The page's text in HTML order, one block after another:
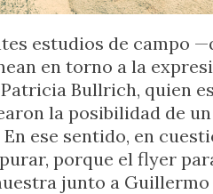
estudios de campo
en torno a la
Bullrich, quien
la posibilidad de
ese sentido, en
porque el flyer
junto a